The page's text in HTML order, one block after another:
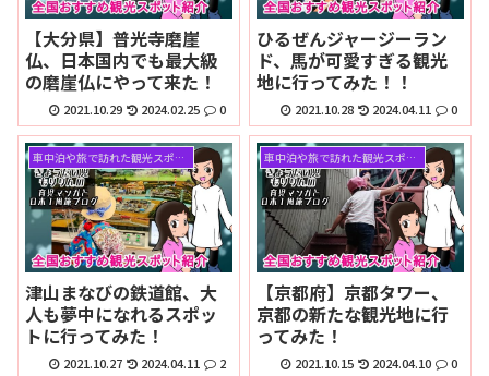
【大分県】普光寺磨崖
仏、日本国内でも最大級
の磨崖仏にやって来た！
2021.10.29 2024.02.25 0
ひるぜんジャージーラン
ド、馬が可愛すぎる観光
地に行ってみた！！
2021.10.28 2024.04.11 0
車中泊や旅で訪れた観光スポット
津山まなびの鉄道館、大
人も夢中になれるスポッ
トに行ってみた！
2021.10.27 2024.04.11 2
車中泊や旅で訪れた観光スポット
【京都府】京都タワー、
京都の新たな観光地に行
ってみた！
2021.10.15 2024.04.10 0